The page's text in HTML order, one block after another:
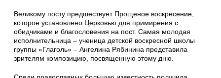
Великому посту предшествует Прощеное воскресение,
которое установлено Церковью для примирения с
обидчиками и благословения на пост. Самая молодая
исполнительница – ученица детской воскресной школы
группы «Глаголь» – Ангелина Рябинина представила
зрителям композицию, посвященную этому дню.